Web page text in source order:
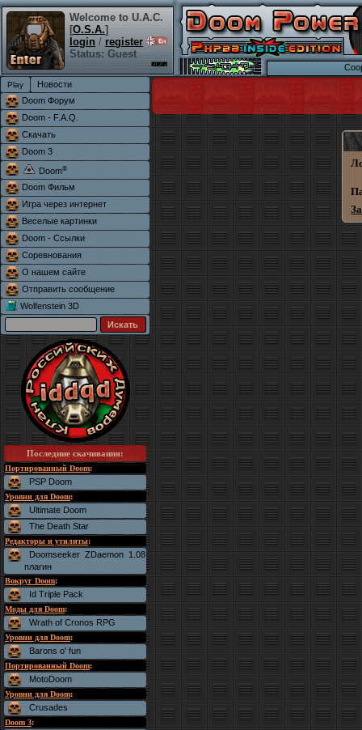
Welcome to U.A.C.
[O.S.A.]
login / register
Status: Guest
Новости
Doom Форум
Doom - F.A.Q.
Скачать
Doom 3
Doom®
Doom Фильм
Игра через интернет
Веселые картинки
Doom - Ссылки
Соревнования
О нашем сайте
Отправить сообщение
Wolfenstein 3D
Последние скачивания:
Портированный Doom:
PSP Doom
Уровни для Doom:
Ultimate Doom
The Death Star
Редакторы и утилиты:
Doomseeker ZDaemon 1.08
плагин
Вокруг Doom:
Id Triple Pack
Моды для Doom:
Wrath of Cronos RPG
Уровни для Doom:
Barons o' fun
Портированный Doom:
MotoDoom
Уровни для Doom:
Crusades
Doom 3: